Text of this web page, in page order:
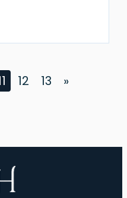
12 13 »